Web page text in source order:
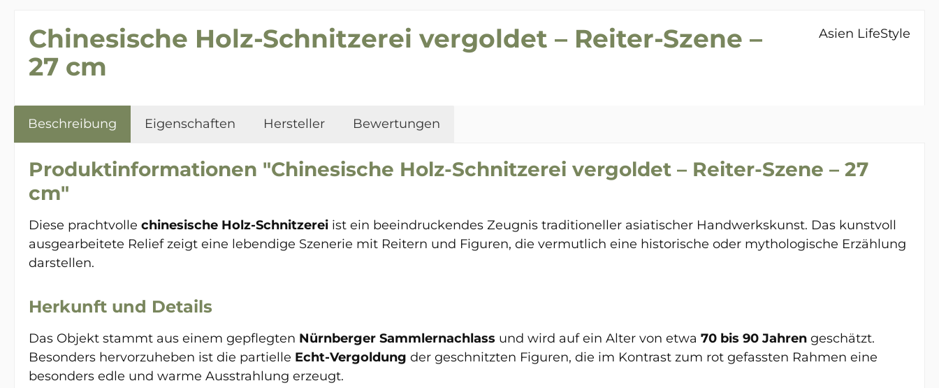
Chinesische Holz-Schnitzerei vergoldet – Reiter-Szene –
27 cm
Asien LifeStyle
Beschreibung Eigenschaften Hersteller Bewertungen
Produktinformationen "Chinesische Holz-Schnitzerei vergoldet – Reiter-Szene – 27
cm"
Diese prachtvolle chinesische Holz-Schnitzerei ist ein beeindruckendes Zeugnis traditioneller asiatischer Handwerkskunst. Das kunstvoll
ausgearbeitete Relief zeigt eine lebendige Szenerie mit Reitern und Figuren, die vermutlich eine historische oder mythologische Erzählung
darstellen.
Herkunft und Details
Das Objekt stammt aus einem gepflegten Nürnberger Sammlernachlass und wird auf ein Alter von etwa 70 bis 90 Jahren geschätzt.
Besonders hervorzuheben ist die partielle Echt-Vergoldung der geschnitzten Figuren, die im Kontrast zum rot gefassten Rahmen eine
besonders edle und warme Ausstrahlung erzeugt.